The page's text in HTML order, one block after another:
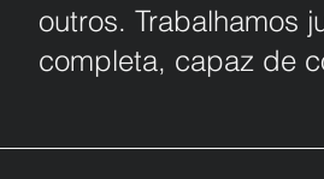
outros. Trabalhamos
completa, capaz de